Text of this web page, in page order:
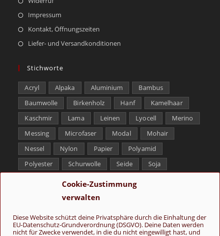
Cookie-Zustimmung
verwalten
Diese Website schützt deine Privatsphäre durch die Einhaltung der
EU-Datenschutz-Grundverordnung (DSGVO). Deine Daten werden
nicht für Zwecke verwendet, in die du nicht eingewilligt hast, und
Impressum
Kontakt, Öffnungszeiten
Liefer- und Versandkonditionen
Stichworte
Acryl Alpaka Aluminium
Bambus
Baumwolle
Birkenholz Hanf
Kamelhaar
Kaschmir
Lama Leinen Lyocell
Merino
Messing
Microfaser Modal
Mohair
Nessel
Nylon Papier
Polyamid
Polyester
Schurwolle Seide
Soja
Tencel
Yak
Folge uns